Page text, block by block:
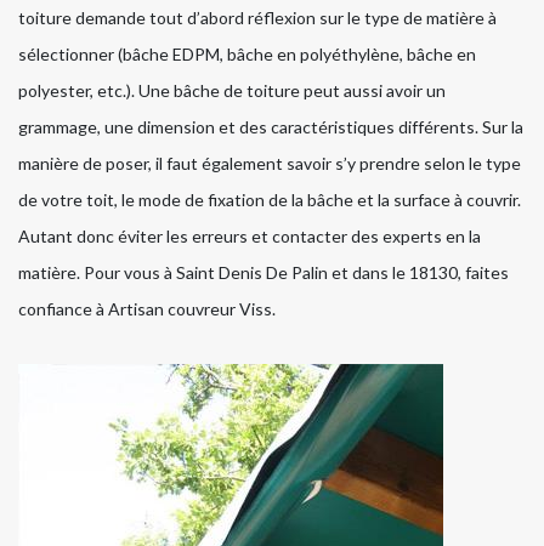
toiture demande tout d’abord réflexion sur le type de matière à
sélectionner (bâche EDPM, bâche en polyéthylène, bâche en
polyester, etc.). Une bâche de toiture peut aussi avoir un
grammage, une dimension et des caractéristiques différents. Sur la
manière de poser, il faut également savoir s’y prendre selon le type
de votre toit, le mode de fixation de la bâche et la surface à couvrir.
Autant donc éviter les erreurs et contacter des experts en la
matière. Pour vous à Saint Denis De Palin et dans le 18130, faites
confiance à Artisan couvreur Viss.